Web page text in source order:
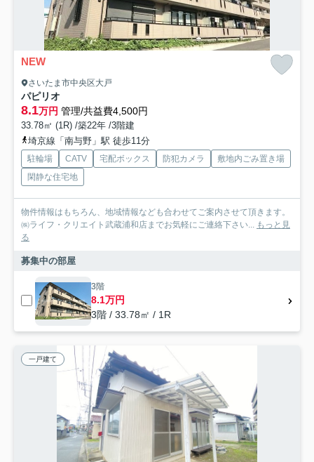
NEW
さいたま市中央区大戸
パピリオ
8.1万円 管理/共益費4,500円
33.78㎡ (1R) /築22年 /3階建
埼京線「南与野」駅 徒歩11分
駐輪場 CATV 宅配ボックス 防犯カメラ
敷地内ごみ置き場
閑静な住宅地
物件情報はもちろん、地域情報なども合わせてご案内させて頂きます。
㈱ライフ・クリエイト武蔵浦和店までお気軽にご連絡下さい...
もっと見
る
募集中の部屋
3階
8.1万円
3階 / 33.78㎡ / 1R
一戸建て